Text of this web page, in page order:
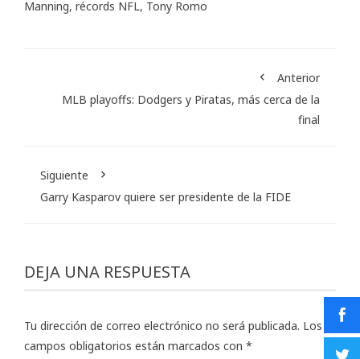
Manning, récords NFL, Tony Romo
Anterior
MLB playoffs: Dodgers y Piratas, más cerca de la
final
Siguiente
Garry Kasparov quiere ser presidente de la FIDE
DEJA UNA RESPUESTA
Tu dirección de correo electrónico no será publicada. Los
campos obligatorios están marcados con *